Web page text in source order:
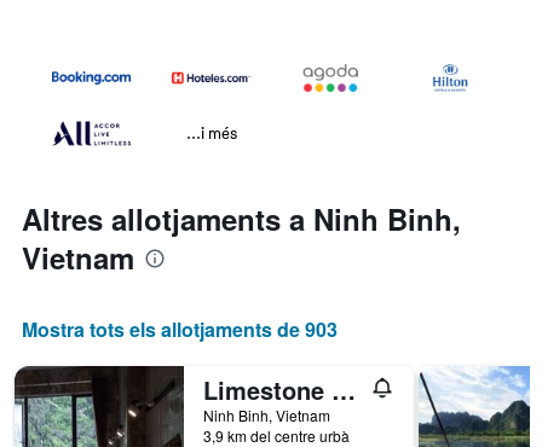
...i més
Altres allotjaments a Ninh Binh,
Vietnam
Mostra tots els allotjaments de 903
Limestone View Homestay
Ninh Binh, Vietnam
3,9 km del centre urbà